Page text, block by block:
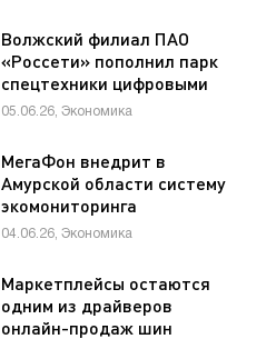
Волжский филиал ПАО
«Россети» пополнил парк
спецтехники цифровыми
диагностическими
05.06.26, Экономика
МегаФон внедрит в
Амурской области систему
экомониторинга
04.06.26, Экономика
Маркетплейсы остаются
одним из драйверов
онлайн-продаж шин